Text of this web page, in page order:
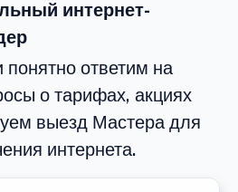
интернет-
понятно ответим на
о тарифах, акциях
выезд Мастера для
интернета.